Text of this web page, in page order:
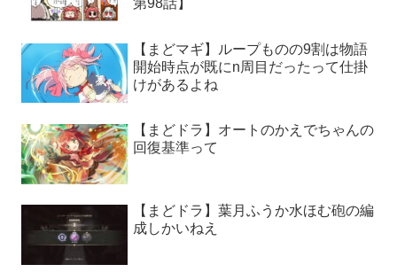
第98話】
【まどマギ】ループものの9割は物語
開始時点が既にn周目だったって仕掛
けがあるよね
【まどドラ】オートのかえでちゃんの
回復基準って
【まどドラ】葉月ふうか水ほむ砲の編
成しかいねえ